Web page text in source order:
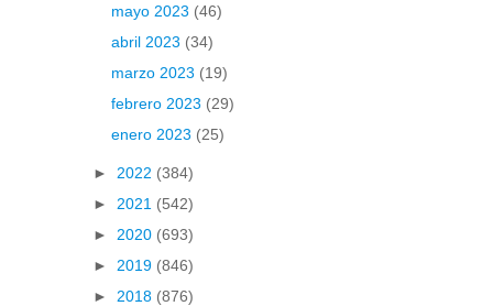
mayo 2023 (46)
abril 2023 (34)
marzo 2023 (19)
febrero 2023 (29)
enero 2023 (25)
► 2022 (384)
► 2021 (542)
► 2020 (693)
► 2019 (846)
► 2018 (876)